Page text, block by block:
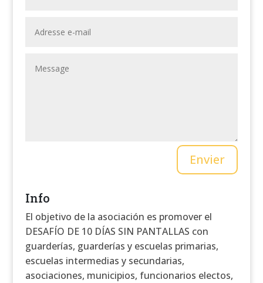
Envier
Info
El objetivo de la asociación es promover el
DESAFÍO DE 10 DÍAS SIN PANTALLAS con
guarderías, guarderías y escuelas primarias,
escuelas intermedias y secundarias,
asociaciones, municipios, funcionarios electos,